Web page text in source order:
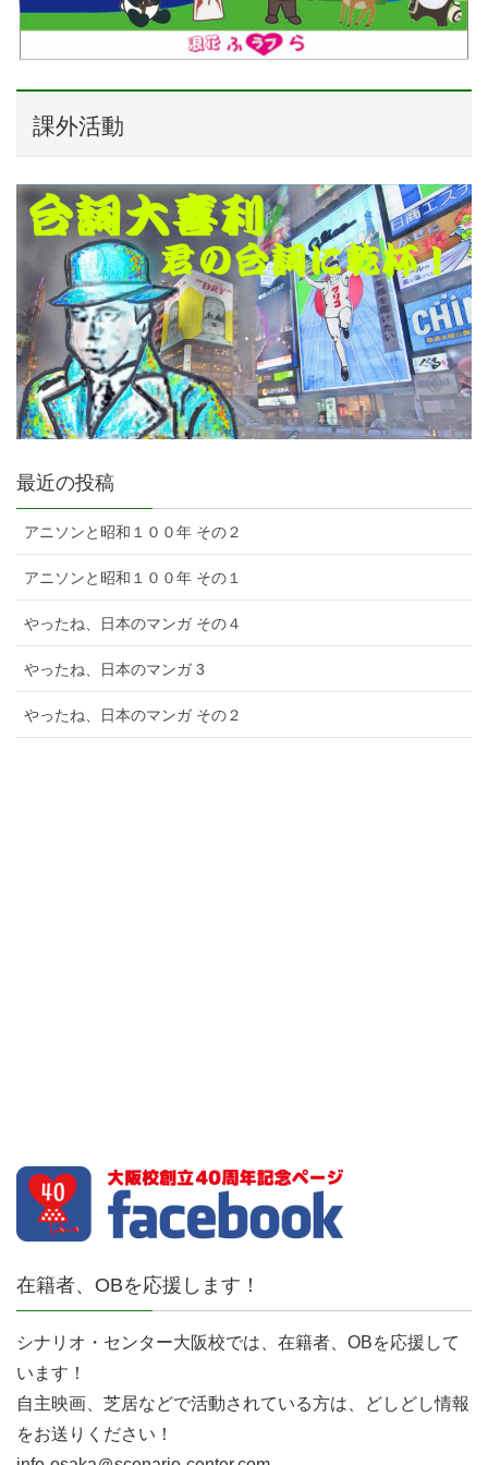
課外活動
最近の投稿
アニソンと昭和１００年 その２
アニソンと昭和１００年 その１
やったね、日本のマンガ その４
やったね、日本のマンガ 3
やったね、日本のマンガ その２
在籍者、OBを応援します！
シナリオ・センター大阪校では、在籍者、OBを応援して
います！
自主映画、芝居などで活動されている方は、どしどし情報
をお送りください！